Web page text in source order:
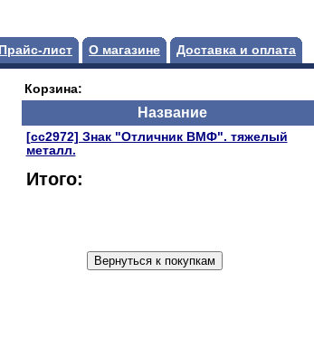
Прайс-лист О магазине Доставка и оплата
Корзина:
Название
[сс2972] Знак "Отличник ВМФ". тяжелый
металл.
Итого: